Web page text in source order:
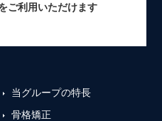
ご利用いただけます
当グループの特長
骨格矯正